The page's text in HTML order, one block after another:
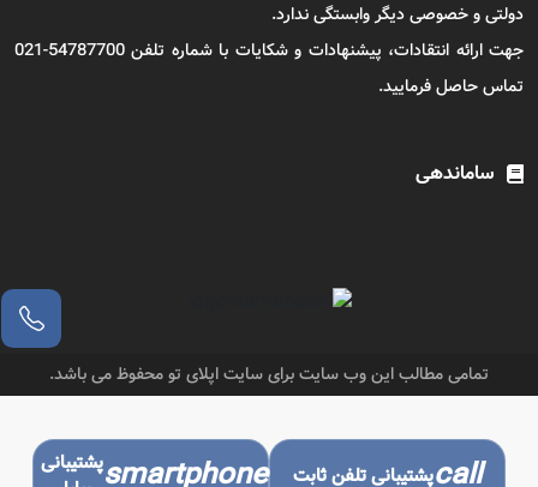
دولتی و خصوصی دیگر وابستگی ندارد.
جهت ارائه انتقادات، پیشنهادات و شکایات با شماره تلفن 54787700-021
تماس حاصل فرمایید.
ساماندهی
تمامی مطالب این وب سایت برای سایت اپلای تو محفوظ می باشد.
callپشتیبانی تلفن ثابت smartphoneپشتیبانی